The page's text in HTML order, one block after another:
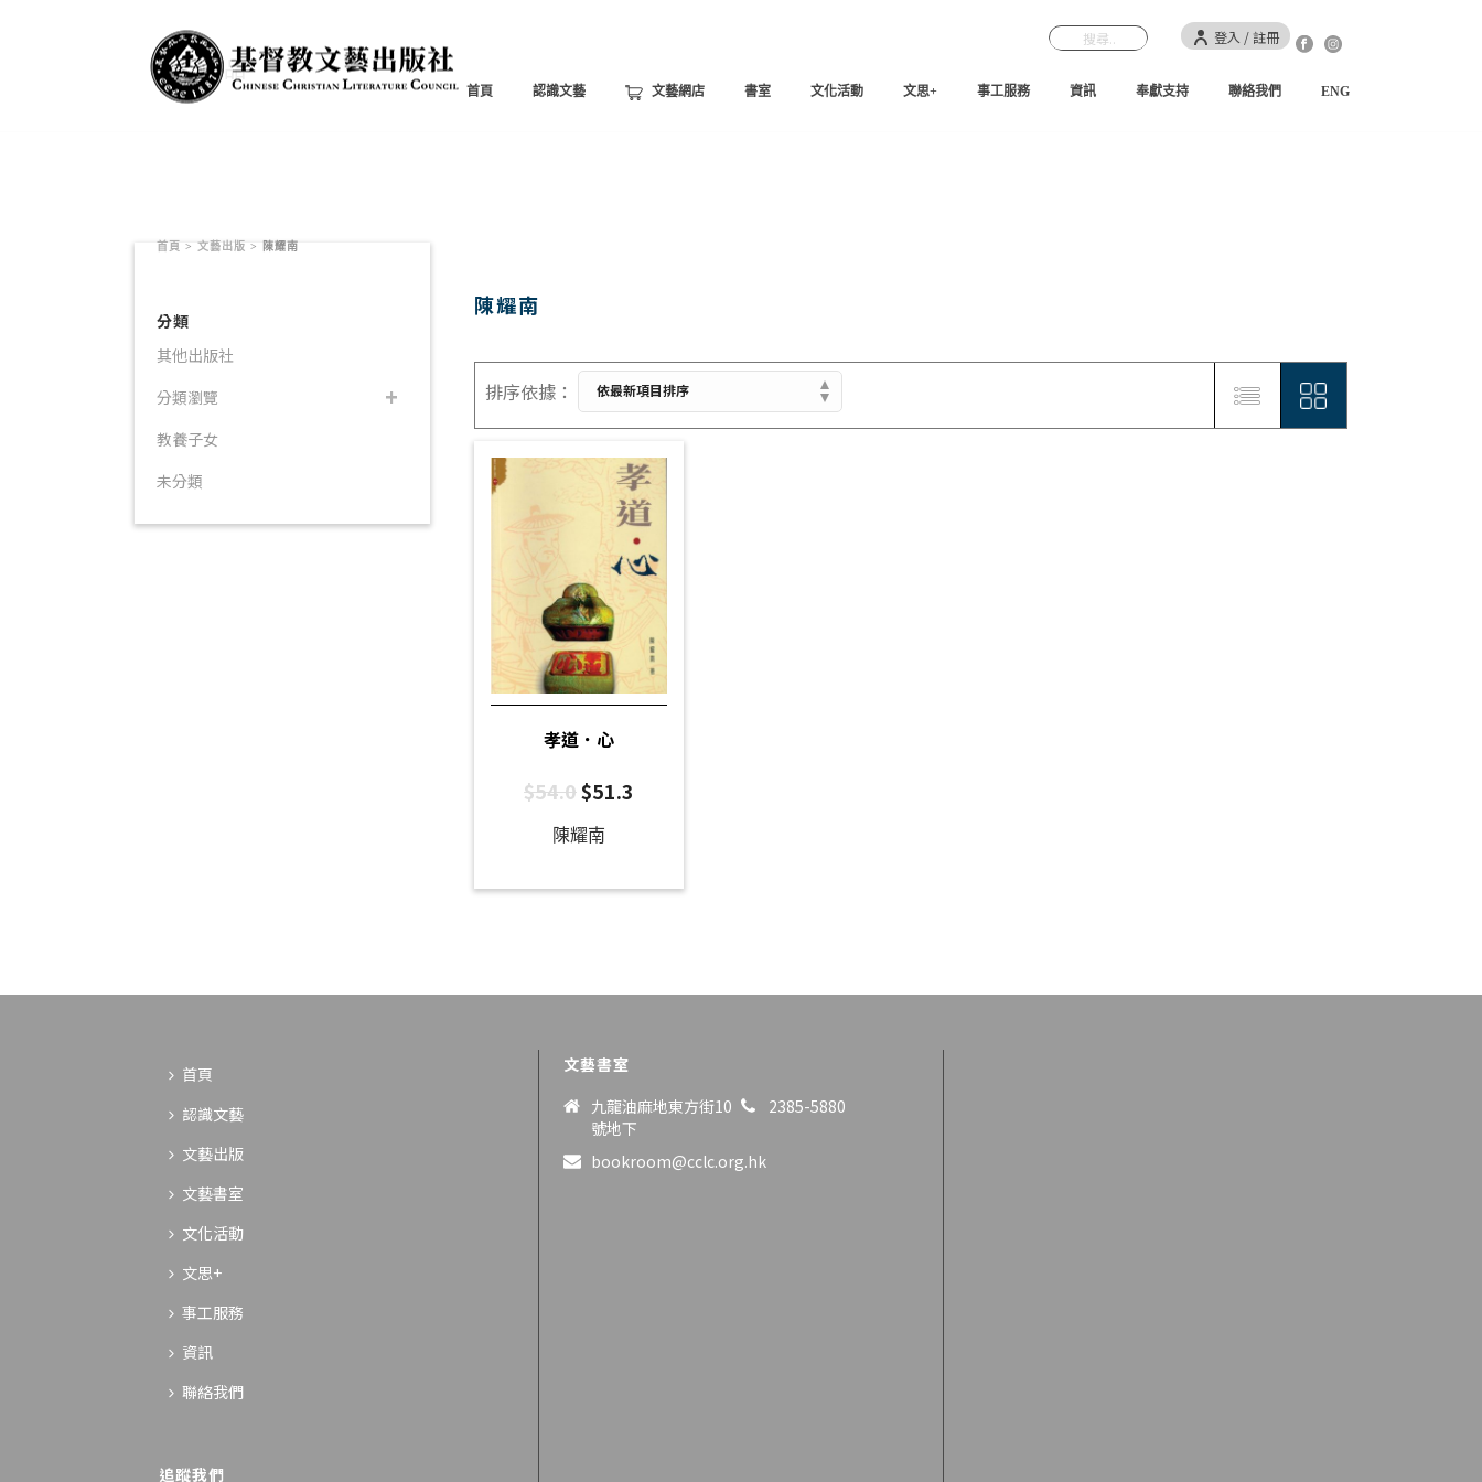
登入 / 註冊
首頁 認識文藝 文藝網店 書室 文化活動 文思+ 事工服務 資訊 奉獻支持 聯絡我們 ENG
書籍產品
首頁 > 文藝出版 > 陳耀南
陳耀南
孝道．心
$54.0$51.3
陳耀南
分類
其他出版社
分類瀏覽
教養子女
未分類
首頁
認識文藝
文藝出版
文藝書室
文化活動
文思+
事工服務
資訊
聯絡我們
追蹤我們
文藝書室
九龍油麻地東方街10
號地下
2385-5880
bookroom@cclc.org.hk